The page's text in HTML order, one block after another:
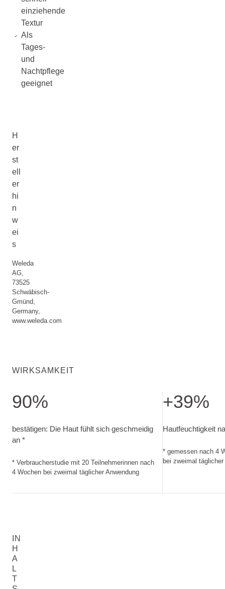
einziehende
Textur
Als
Tages-
und
Nachtpflege
geeignet
H
er
st
ell
er
hi
n
w
ei
s
Weleda
AG,
73525
Schwäbisch-
Gmünd,
Germany,
www.weleda.com
WIRKSAMKEIT
90%
bestätigen: Die Haut fühlt sich geschmeidig
an *
* Verbraucherstudie mit 20 Teilnehmerinnen nach
4 Wochen bei zweimal täglicher Anwendung
+39%
Hautfeuchtigkeit
* gemessen nach 4
bei zweimal täglicher
IN
H
A
L
T